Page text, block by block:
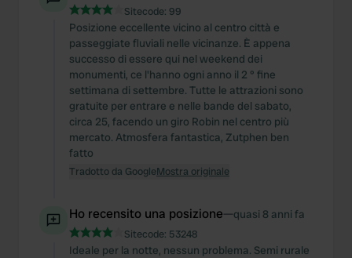
Sitecode: 99
Posizione eccellente vicino al centro città e
passeggiate fluviali nelle vicinanze. È appena
successo di essere qui nel weekend dei
monumenti, ce l'hanno ogni anno il 2 ° fine
settimana di settembre. Tutte le attrazioni sono
gratuite per entrare e nelle bande del sabato,
circa 25, facendo un giro Robin nel centro più
mercato. Atmosfera fantastica, Zutphen ben
fatto
Tradotto da GoogleMostra originale
Ho recensito una posizione—quasi 8 anni fa
Sitecode: 53248
Ideale per la notte, nessun problema. Semi rurale